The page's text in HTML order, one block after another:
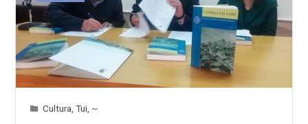
Cultura ,Tui ~